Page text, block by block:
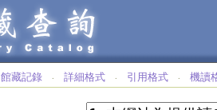
館藏記錄 ‧ 詳細格式 ‧ 引用格式 ‧ 機讀